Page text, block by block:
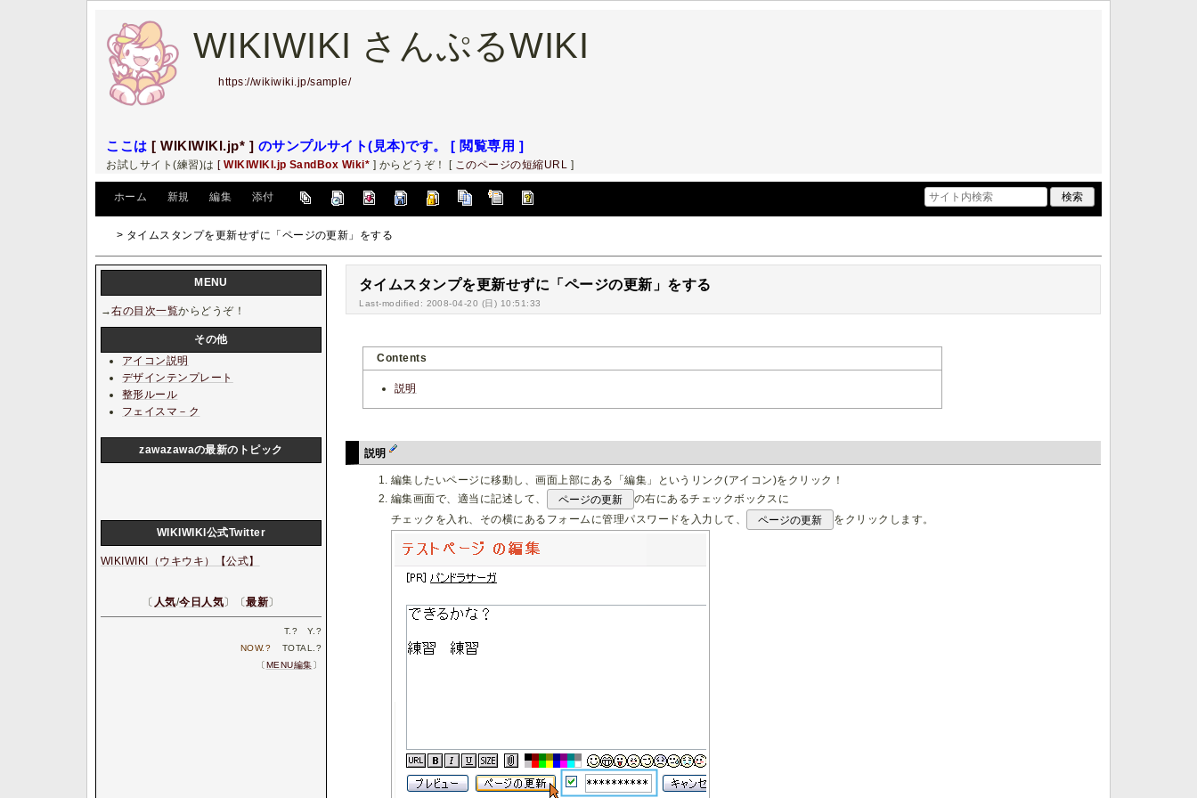
WIKIWIKI さんぷるWIKI
https://wikiwiki.jp/sample/
ここは[ WIKIWIKI.jp* ] のサンプルサイト(見本)です。 [ 閲覧専用 ]
お試しサイト(練習)は [WIKIWIKI.jp SandBox Wiki* ] からどうぞ！ [ このページの短縮URL ]
ホーム 新規 編集 添付
> タイムスタンプを更新せずに「ページの更新」をする
タイムスタンプを更新せずに「ページの更新」をする
Last-modified: 2008-04-20 (日) 10:51:33
Contents
説明
説明
編集したいページに移動し、画面上部にある「編集」というリンク(アイコン)をクリック！
編集画面で、適当に記述して、
ページの更新
の右にあるチェックボックスに
チェックを入れ、その横にあるフォームに管理パスワードを入力して、
ページの更新 をクリックします。
MENU
→右の目次一覧からどうぞ！
その他
アイコン説明
デザインテンプレート
整形ルール
フェイスマ－ク
zawazawaの最新のトピック
WIKIWIKI公式Twitter
WIKIWIKI（ウキウキ）【公式】
〔 人気/今日人気〕〔最新〕
T.? Y.?
NOW.? TOTAL.?
〔MENU編集〕